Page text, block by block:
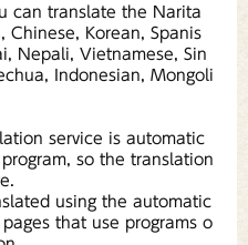
can translate the Narita
Chinese, Korean, Spanis
Nepali, Vietnamese, Sin
Indonesian, Mongoli
service is automatic
so the translation
using the automatic
that use programs o